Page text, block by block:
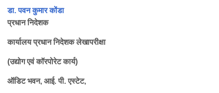
डा. पवन कुमार कोंडा
प्रधाननिदेशक
कार्यालयप्रधाननिदेशक लेखापरीक्षा
(उद्योग एवं कॉरपोरेट कार्य)
ऑडिट भवन, आई. पी. एस्टेट,